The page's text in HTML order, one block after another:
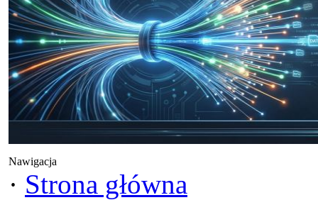
Nawigacja
· Strona główna